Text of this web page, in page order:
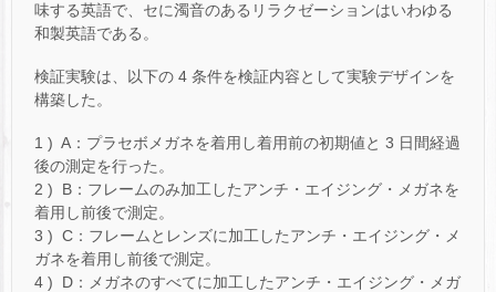
味する英語で、セに濁音のあるリラクゼーションはいわゆる
和製英語である。
検証実験は、以下の 4 条件を検証内容として実験デザインを
構築した。
1 ) A：プラセボメガネを着用し着用前の初期値と 3 日間経過
後の測定を行った。
2 ) B：フレームのみ加工したアンチ・エイジング・メガネを
着用し前後で測定。
3 ) C：フレームとレンズに加工したアンチ・エイジング・メ
ガネを着用し前後で測定。
4 ) D：メガネのすべてに加工したアンチ・エイジング・メガ